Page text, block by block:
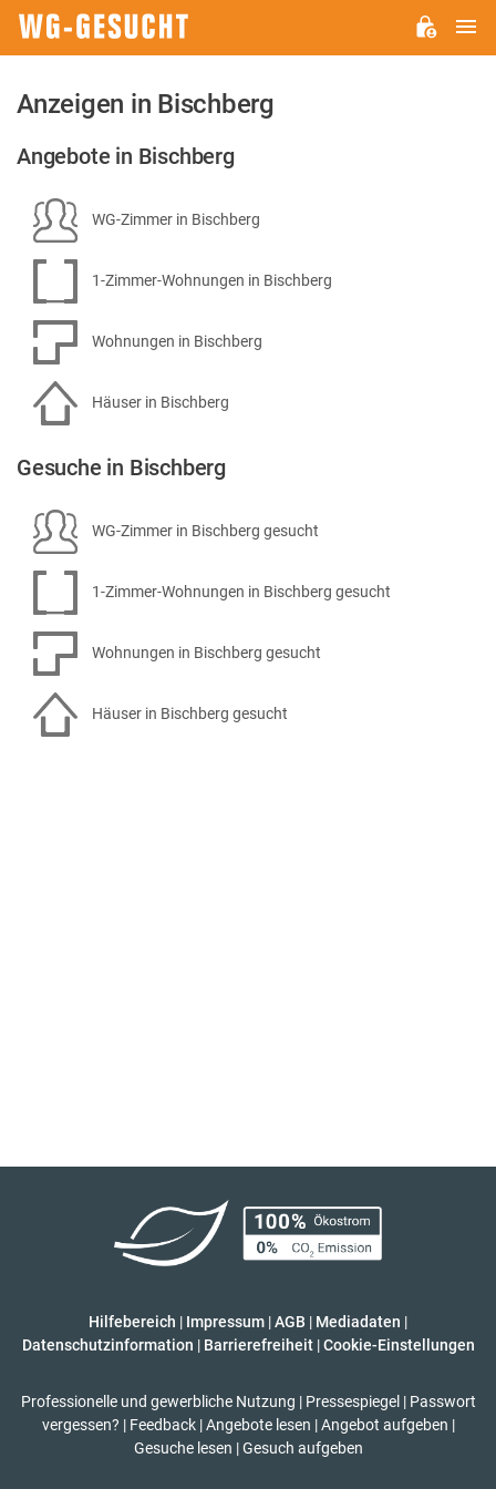
Anzeigen in Bischberg
Angebote in Bischberg
WG-Zimmer in Bischberg
1-Zimmer-Wohnungen in Bischberg
Wohnungen in Bischberg
Häuser in Bischberg
Gesuche in Bischberg
WG-Zimmer in Bischberg gesucht
1-Zimmer-Wohnungen in Bischberg gesucht
Wohnungen in Bischberg gesucht
Häuser in Bischberg gesucht
Hilfebereich | Impressum |AGB | Mediadaten |
Datenschutzinformation | Barrierefreiheit | Cookie-Einstellungen
Professionelle und gewerbliche Nutzung | Pressespiegel | Passwort
vergessen? | Feedback | Angebote lesen | Angebot aufgeben |
Gesuche lesen | Gesuch aufgeben